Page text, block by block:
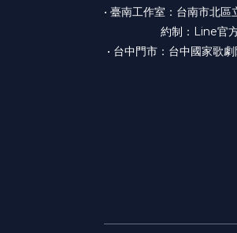
• 臺南工作室：台南市北
約制：Line官
• 台中門市：台中國家歌